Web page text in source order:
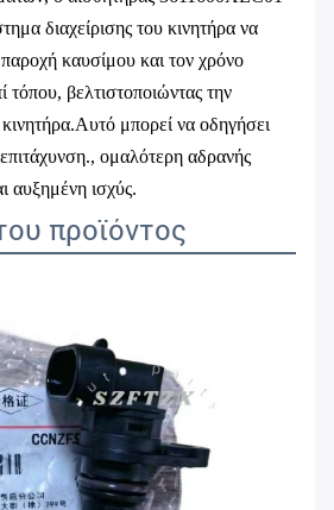
διαχείρισης του κινητήρα να
παροχή καυσίμου και τον χρόνο
τόπου, βελτιστοποιώντας την
μπορεί να οδηγήσει
ομαλότερη αδρανής
αυξημένη ισχύς.
προϊόντος